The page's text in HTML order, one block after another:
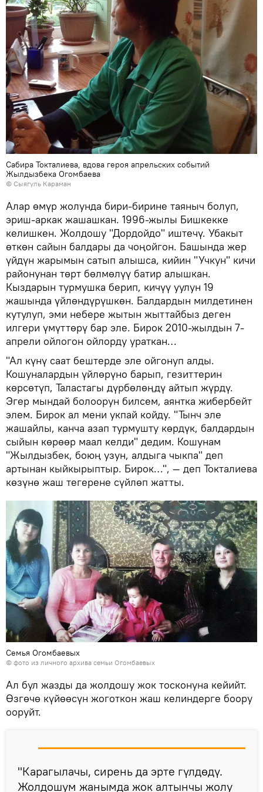
Сабира Токталиева, вдова героя апрельских событий
Жылдызбека Огомбаева
© Сыягуль Караман
Алар өмүр жолунда бири-бирине таяныч болуп,
эриш-аркак жашашкан. 1996-жылы Бишкекке
келишкен. Жолдошу "Дордойдо" иштечү. Убакыт
өткөн сайын балдары да чоңойгон. Башында жер
үйдүн жарымын сатып алышса, кийин "Учкун" кичи
районунан төрт бөлмөлүү батир алышкан.
Кыздарын турмушка берип, кичүү уулун 19
жашында үйлөндүрүшкөн. Балдардын милдетинен
кутулуп, эми небере жытын жыттайбыз деген
илгери үмүттөрү бар эле. Бирок 2010-жылдын 7-
апрели ойлогон ойлорду ураткан…
"Ал күнү саат бештерде эле ойгонуп алды.
Кошуналардын үйлөрүно барып, гезиттерин
көрсөтүп, Таластагы дүрбөлөңдү айтып жүрдү.
Эгер мындай болоорун билсем, аянтка жибербейт
элем. Бирок ал мени укпай койду. "Тынч эле
жашайлы, канча азап турмушту көрдүк, балдардын
сыйын көрөөр маал келди" дедим. Кошунам
"Жылдызбек, боюң узун, алдыга чыкпа" деп
артынан кыйкырыптыр. Бирок…", — деп Токталиева
көзүнө жаш тегерене сүйлөп жатты.
Семья Огомбаевых
© фото из личного архива семьи Огомбаевых
Ал бул жазды да жолдошу жок тосконуна кейийт.
Өзгөчө күйөөсүн жоготкон жаш келиндерге боору
ооруйт.
"Карагылачы, сирень да эрте гүлдөдү.
Жолдошум жанымда жок алтынчы жолу